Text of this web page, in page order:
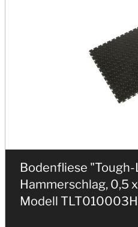
Bodenfliese "Tough-
Hammerschlag, 0,5
Modell TLT010003H